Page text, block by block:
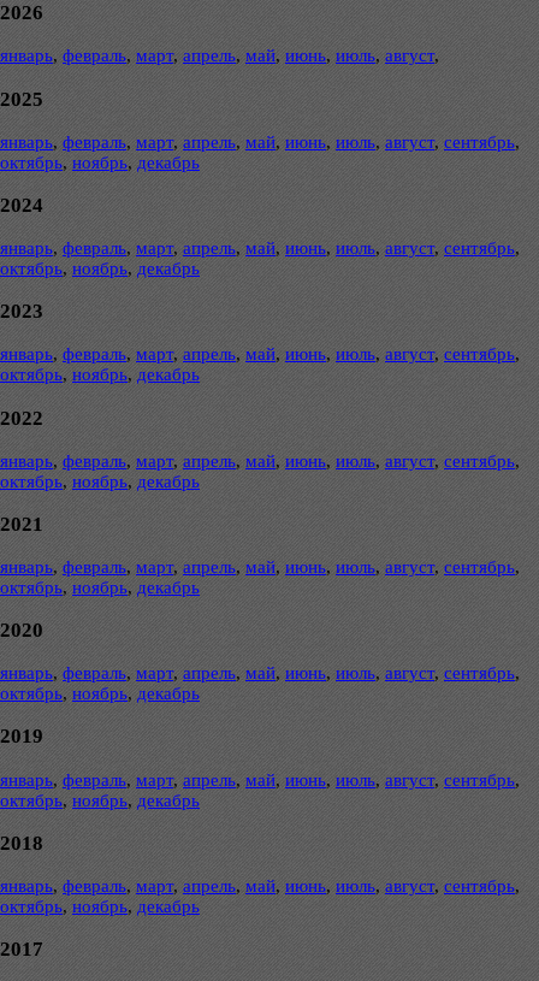
2026
январь, февраль, март, апрель, май, июнь, июль, август,
2025
январь, февраль, март, апрель, май, июнь, июль, август, сентябрь,
октябрь, ноябрь, декабрь
2024
январь, февраль, март, апрель, май, июнь, июль, август, сентябрь,
октябрь, ноябрь, декабрь
2023
январь, февраль, март, апрель, май, июнь, июль, август, сентябрь,
октябрь, ноябрь, декабрь
2022
январь, февраль, март, апрель, май, июнь, июль, август, сентябрь,
октябрь, ноябрь, декабрь
2021
январь, февраль, март, апрель, май, июнь, июль, август, сентябрь,
октябрь, ноябрь, декабрь
2020
январь, февраль, март, апрель, май, июнь, июль, август, сентябрь,
октябрь, ноябрь, декабрь
2019
январь, февраль, март, апрель, май, июнь, июль, август, сентябрь,
октябрь, ноябрь, декабрь
2018
январь, февраль, март, апрель, май, июнь, июль, август, сентябрь,
октябрь, ноябрь, декабрь
2017